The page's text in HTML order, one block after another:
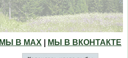
МЫ В МАХ МЫ В ВКОНТАКТЕ